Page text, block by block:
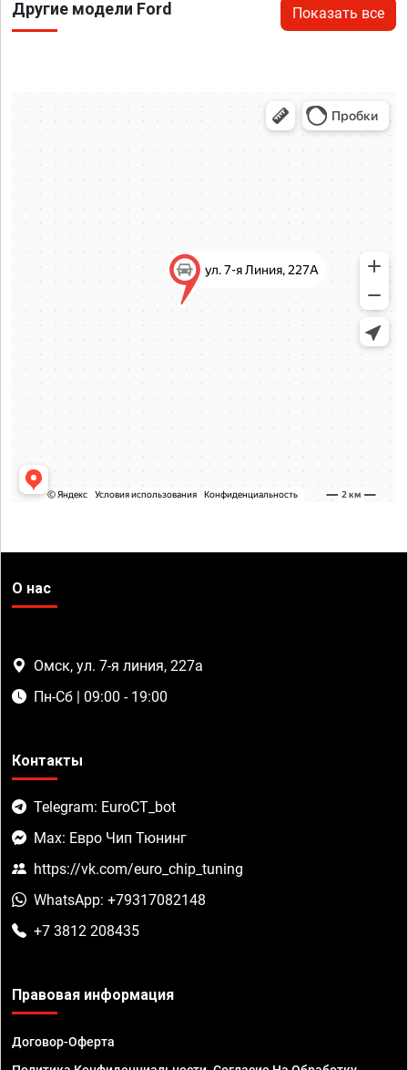
Другие модели Ford Показать все
О нас
Омск, ул. 7-я линия, 227а
Пн-Сб | 09:00 - 19:00
Контакты
Telegram: EuroCT_bot
Max: Евро Чип Тюнинг
https://vk.com/euro_chip_tuning
WhatsApp: +79317082148
+7 3812 208435
Правовая информация
Договор-Оферта